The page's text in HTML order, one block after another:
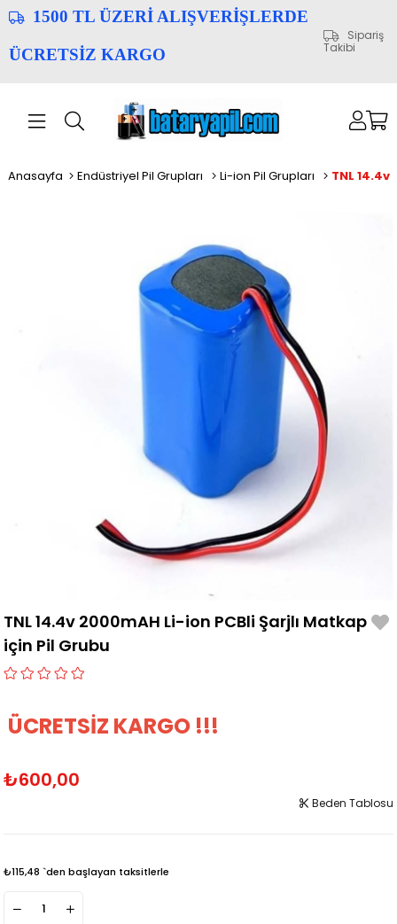
1500 TL ÜZERİ ALIŞVERİŞLERDE
ÜCRETSİZ KARGO
Sipariş
Takibi
Anasayfa Endüstriyel Pil Grupları Li-ion Pil Grupları
TNL 14.4v 2000mAH Li-ion PCBli Şarjlı Matkap
için Pil Grubu
ÜCRETSİZ KARGO !!!
₺600,00
Beden Tablosu
₺115,48 `den başlayan taksitlerle